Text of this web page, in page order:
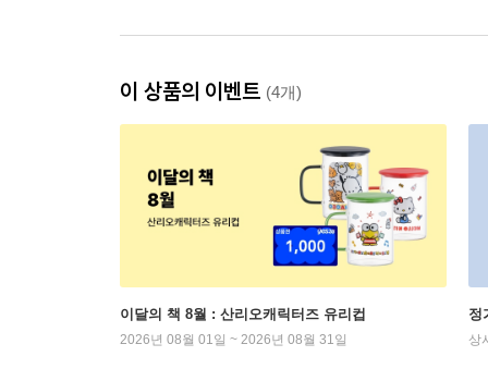
이 상품의 이벤트 (4개)
이달의 책 8월 : 산리오캐릭터즈 유리컵
2026년 08월 01일 ~ 2026년 08월 31일
정
상